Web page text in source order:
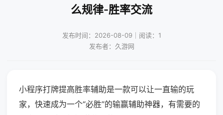
么规律-胜率交流
发布时间：2026-08-09｜阅读：1
发布者：久游网
小程序打牌提高胜率辅助是一款可以让一直输的玩
家，快速成为一个“必胜”的输赢辅助神器，有需要的